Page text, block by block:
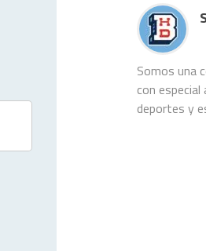
Somos una
con
deportes y